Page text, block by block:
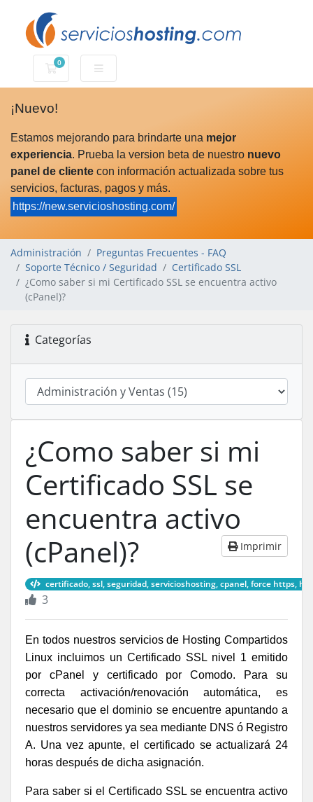
0
Carro de Pedidos
¡Nuevo!
Estamos mejorando para brindarte una mejor
experiencia. Prueba la version beta de nuestro nuevo
panel de cliente con información actualizada sobre tus
servicios, facturas, pagos y más.
https://new.servicioshosting.com/
Administración
Preguntas Frecuentes - FAQ
Soporte Técnico / Seguridad
Certificado SSL
¿Como saber si mi Certificado SSL se encuentra activo
(cPanel)?
Categorías
¿Como saber si mi
Certificado SSL se
encuentra activo
(cPanel)?
Imprimir
certificado, ssl, seguridad, servicioshosting, cpanel, force https,
3
En todos nuestros servicios de Hosting Compartidos
Linux incluimos un Certificado SSL nivel 1 emitido
por cPanel y certificado por Comodo. Para su
correcta activación/renovación automática, es
necesario que el dominio se encuentre apuntando a
nuestros servidores ya sea mediante DNS ó Registro
A. Una vez apunte, el certificado se actualizará 24
horas después de dicha asignación.
Para saber si el Certificado SSL se encuentra activo